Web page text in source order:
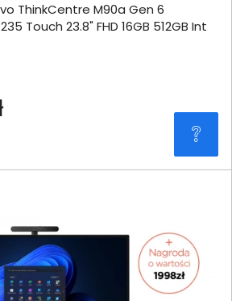
ThinkCentre M90a Gen 6
Touch 23.8" FHD 16GB 512GB Int